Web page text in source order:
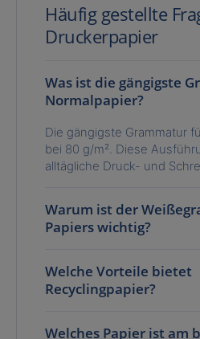
Häufig gestellte
Druckerpapier
Was ist die gängigste
Normalpapier?
Die gängigste Grammatur
bei 80 g/m². Diese
alltägliche Druck- und
Warum ist der
Papiers wichtig?
Welche Vorteile bietet
Recyclingpapier?
Welches Papier ist am